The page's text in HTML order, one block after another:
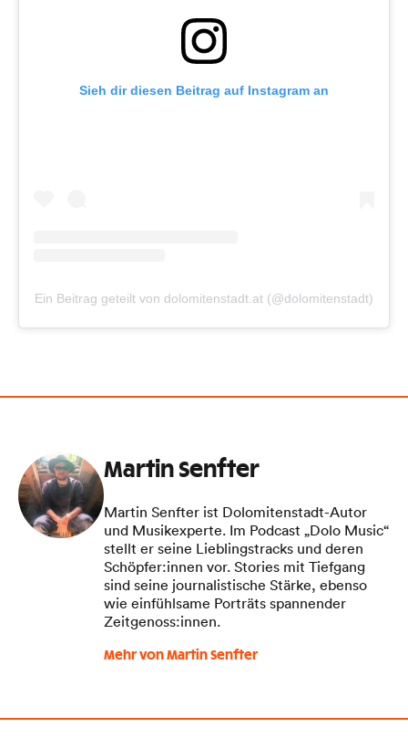
Sieh dir diesen Beitrag auf Instagram an
Ein Beitrag geteilt von dolomitenstadt.at (@dolomitenstadt)
Martin Senfter
Martin Senfter ist Dolomitenstadt-Autor
und Musikexperte. Im Podcast „Dolo Music“
stellt er seine Lieblingstracks und deren
Schöpfer:innen vor. Stories mit Tiefgang
sind seine journalistische Stärke, ebenso
wie einfühlsame Porträts spannender
Zeitgenoss:innen.
Mehr von Martin Senfter